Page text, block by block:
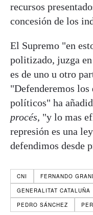
recursos
concesión de los
El Supremo "en
politizado, juzga
es de uno u otro
"Defenderemos los
políticos" ha
procés, "y lo mas
represión es una
defendimos desde
CNI
FERNANDO
GENERALITAT CATALUÑA
PEDRO SÁNCHEZ